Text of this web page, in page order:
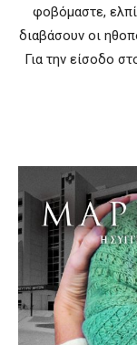
φοβόμαστε,
διαβάσουν οι
Για την είσοδο